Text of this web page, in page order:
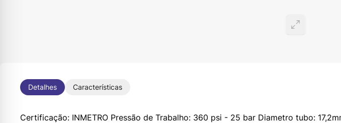
Detalhes Características
Certificação: INMETRO Pressão de Trabalho: 360 psi - 25 bar Diametro tubo: